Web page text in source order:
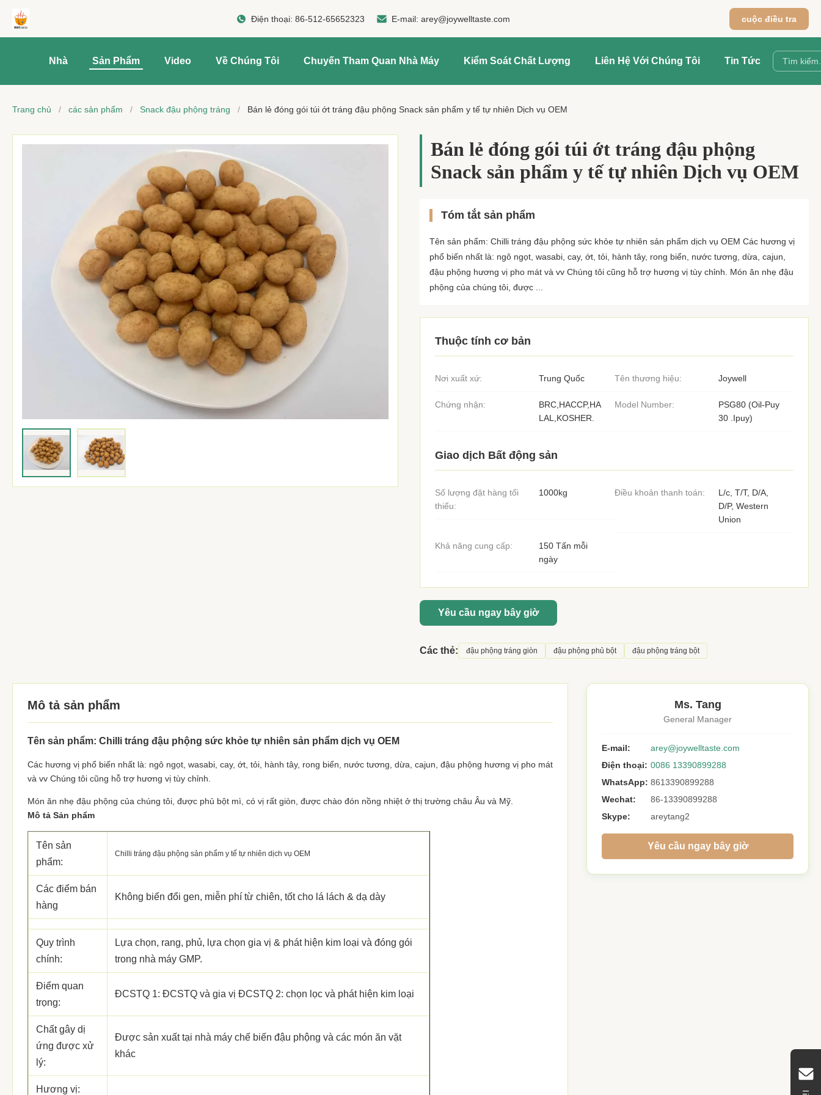
Điện thoại:86-512-65652323 E-mail:arey@joywelltaste.com cuộc điều tra
Nhà Sản Phẩm Video Về Chúng Tôi Chuyến Tham Quan Nhà Máy Kiểm Soát Chất Lượng Liên Hệ Với Chúng Tôi Tin Tức
Trang chủ / các sản phẩm / Snack đậu phộng tráng / Bán lẻ đóng gói túi ớt tráng đậu phộng Snack sản phẩm y tế tự nhiên Dịch vụ OEM
Bán lẻ đóng gói túi ớt tráng đậu phộng
Snack sản phẩm y tế tự nhiên Dịch vụ OEM
Tóm tắt sản phẩm
Tên sản phẩm: Chilli tráng đậu phộng sức khỏe tự nhiên sản phẩm dịch vụ OEM Các hương vị
phổ biến nhất là: ngô ngọt, wasabi, cay, ớt, tỏi, hành tây, rong biển, nước tương, dừa, cajun,
đậu phộng hương vị pho mát và vv Chúng tôi cũng hỗ trợ hương vị tùy chỉnh. Món ăn nhẹ đậu
phộng của chúng tôi, được ...
Thuộc tính cơ bản
Nơi xuất xứ: Trung Quốc Tên thương hiệu: Joywell
Chứng nhận:
BRC,HACCP,HA
LAL,KOSHER.
Model Number:
PSG80 (Oil-Puy
30 .Ipuy)
Giao dịch Bất động sản
Số lượng đặt hàng tối
thiểu:
1000kg Điều khoản thanh toán:
L/c, T/T, D/A,
D/P, Western
Union
Khả năng cung cấp:
150 Tấn mỗi
ngày
Yêu cầu ngay bây giờ
Các thẻ: đậu phộng tráng giòn đậu phộng phủ bột đậu phộng tráng bột
Mô tả sản phẩm
Tên sản phẩm: Chilli tráng đậu phộng sức khỏe tự nhiên sản phẩm dịch vụ OEM
Các hương vị phổ biến nhất là: ngô ngọt, wasabi, cay, ớt, tỏi, hành tây, rong biển, nước tương, dừa, cajun, đậu phộng hương vị pho mát
và vv Chúng tôi cũng hỗ trợ hương vị tùy chỉnh.
Món ăn nhẹ đậu phộng của chúng tôi, được phủ bột mì, có vị rất giòn, được chào đón nồng nhiệt ở thị trường châu Âu và Mỹ.
Mô tả Sản phẩm
Tên sản
phẩm:
Chilli tráng đậu phộng sản phẩm y tế tự nhiên dịch vụ OEM
Các điểm bán
hàng
Không biến đổi gen, miễn phí từ chiên, tốt cho lá lách & dạ dày
Quy trình
chính:
Lựa chọn, rang, phủ, lựa chọn gia vị & phát hiện kim loại và đóng gói
trong nhà máy GMP.
Điểm quan
trọng:
ĐCSTQ 1: ĐCSTQ và gia vị ĐCSTQ 2: chọn lọc và phát hiện kim loại
Chất gây dị
ứng được xử
lý:
Được sản xuất tại nhà máy chế biến đậu phộng và các món ăn vặt
khác
Hương vị:
Ms. Tang
General Manager
E-mail:
arey@joywelltaste.com
Điện thoại: 0086 13390899288
WhatsApp: 8613390899288
Wechat:
86-13390899288
Skype:
areytang2
Yêu cầu ngay bây giờ